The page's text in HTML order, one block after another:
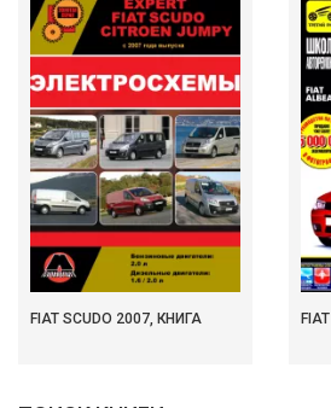
FIAT SCUDO 2007, КНИГА